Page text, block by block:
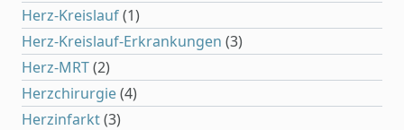
Herz-Kreislauf(1)
Herz-Kreislauf-Erkrankungen (3)
Herz-MRT(2)
Herzchirurgie(4)
Herzinfarkt(3)